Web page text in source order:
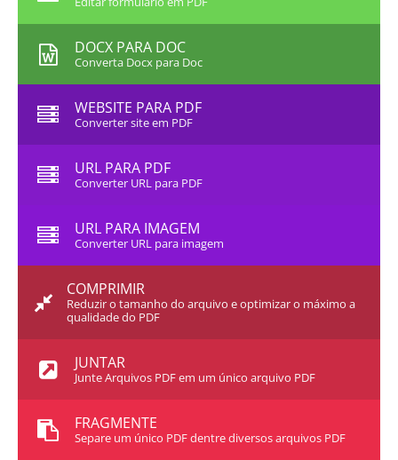
DOCX PARA DOC
Converta Docx para Doc
WEBSITE PARA PDF
Converter site em PDF
URL PARA PDF
Converter URL para PDF
URL PARA IMAGEM
Converter URL para imagem
COMPRIMIR
Reduzir o tamanho do arquivo e optimizar o máximo a
qualidade do PDF
JUNTAR
Junte Arquivos PDF em um único arquivo PDF
FRAGMENTE
Separe um único PDF dentre diversos arquivos PDF